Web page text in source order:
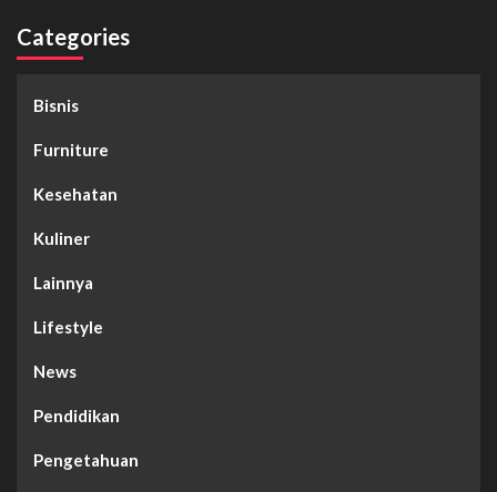
Categories
Bisnis
Furniture
Kesehatan
Kuliner
Lainnya
Lifestyle
News
Pendidikan
Pengetahuan